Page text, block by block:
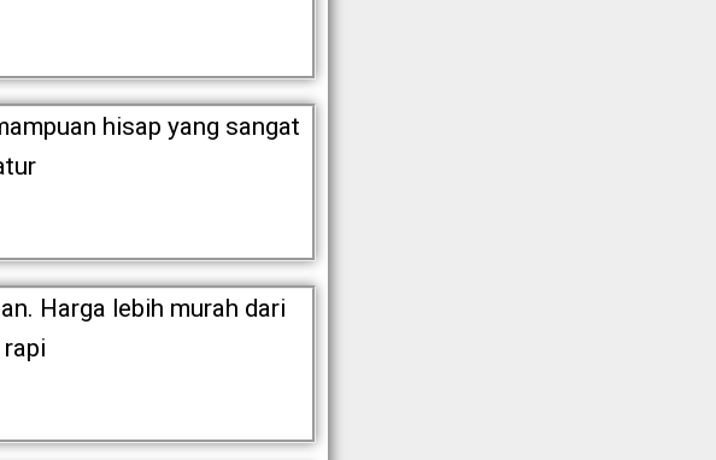
hisap yang sangat
Harga lebih murah dari